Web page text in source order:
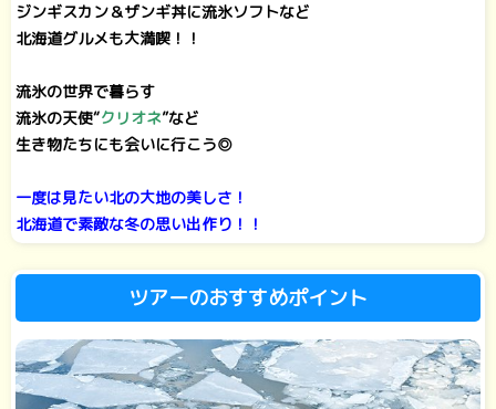
ジンギスカン＆ザンギ丼に流氷ソフトなど
北海道グルメも大満喫！！
流氷の世界で暮らす
流氷の天使“クリオネ”など
生き物たちにも会いに行こう◎
一度は見たい北の大地の美しさ！
北海道で素敵な冬の思い出作り！！
ツアーのおすすめポイント